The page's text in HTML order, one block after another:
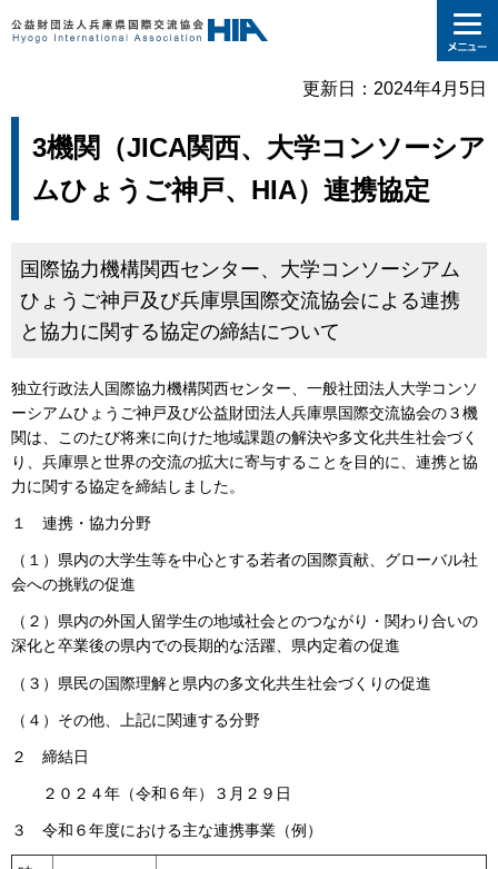
更新日：2024年4月5日
3機関（JICA関西、大学コンソーシア
ムひょうご神戸、HIA）連携協定
国際協力機構関西センター、大学コンソーシアム
ひょうご神戸及び兵庫県国際交流協会による連携
と協力に関する協定の締結について
独立行政法人国際協力機構関西センター、一般社団法人大学コンソ
ーシアムひょうご神戸及び公益財団法人兵庫県国際交流協会の３機
関は、このたび将来に向けた地域課題の解決や多文化共生社会づく
り、兵庫県と世界の交流の拡大に寄与することを目的に、連携と協
力に関する協定を締結しました。
１ 連携・協力分野
（１）県内の大学生等を中心とする若者の国際貢献、グローバル社
会への挑戦の促進
（２）県内の外国人留学生の地域社会とのつながり・関わり合いの
深化と卒業後の県内での長期的な活躍、県内定着の促進
（３）県民の国際理解と県内の多文化共生社会づくりの促進
（４）その他、上記に関連する分野
２ 締結日
２０２４年（令和６年）３月２９日
３ 令和６年度における主な連携事業（例）